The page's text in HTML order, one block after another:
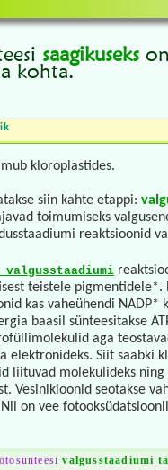
saagikusekson
kohta.
kloroplastides.
siin kahte etappi:
toimumiseks
reaktsioonid
valgusstaadiumi
teistele
kas vaheühendi NADP*
baasil sünteesitakse
aga
elektronideks. Siit saabki
liituvad molekulideks
Vesinikioonid seotakse
on vee
valgusstaadiumi